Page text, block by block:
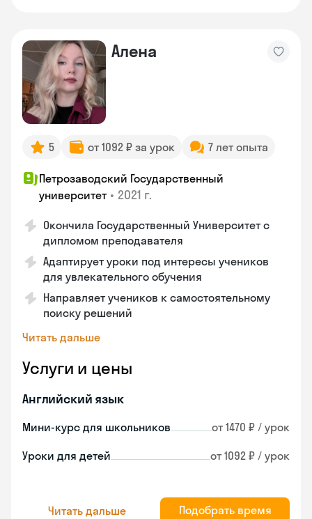
Алена
5 от 1092 ₽ за урок 7 лет опыта
Петрозаводский Государственный
университет • 2021 г.
Окончила Государственный Университет с
дипломом преподавателя
Адаптирует уроки под интересы учеников
для увлекательного обучения
Направляет учеников к самостоятельному
поиску решений
Читать дальше
Услуги и цены
Английский язык
Мини-курс для школьников от 1470 ₽ / урок
Уроки для детей от 1092 ₽ / урок
Читать дальше Подобрать время